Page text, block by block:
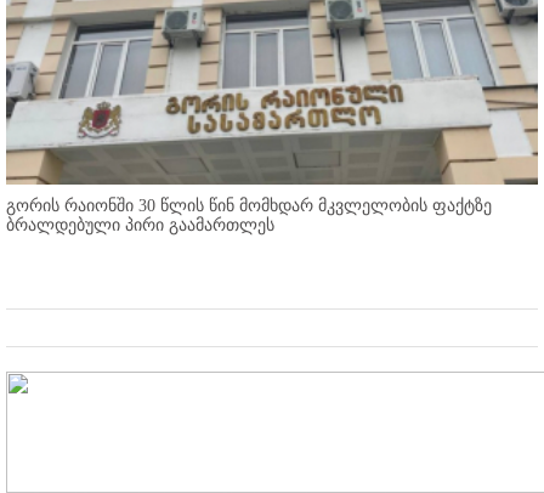
გორის რაიონში 30 წლის წინ მომხდარ მკვლელობის ფაქტზე
ბრალდებული პირი გაამართლეს